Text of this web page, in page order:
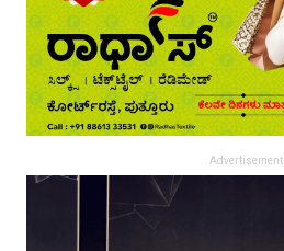
Advertisement